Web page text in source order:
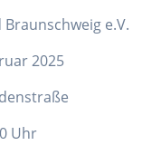
e.V.
2025
Uhr